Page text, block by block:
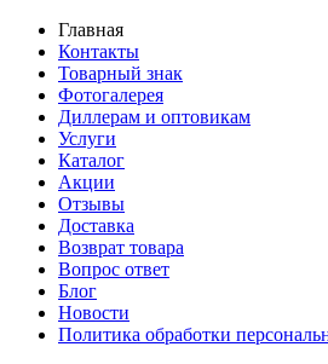
Главная
Контакты
Товарный знак
Фотогалерея
Диллерам и оптовикам
Услуги
Каталог
Акции
Отзывы
Доставка
Возврат товара
Вопрос ответ
Блог
Новости
Политика обработки